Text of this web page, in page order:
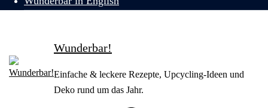
Wunderbar!
Einfache & leckere Rezepte, Upcycling-Ideen und
Deko rund um das Jahr.